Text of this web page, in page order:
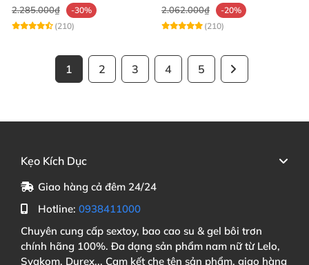
2.285.000₫
-30%
(210)
2.062.000₫
-20%
(210)
1 2 3 4 5
Kẹo Kích Dục
Giao hàng cả đêm 24/24
Hotline: 0938411000
Chuyên cung cấp sextoy, bao cao su & gel bôi trơn
chính hãng 100%. Đa dạng sản phẩm nam nữ từ Lelo,
Svakom, Durex... Cam kết che tên sản phẩm, giao hàng